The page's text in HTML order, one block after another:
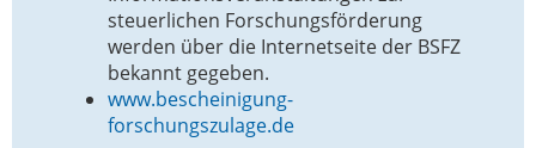
steuerlichen Forschungsförderung
werden über die Internetseite der BSFZ
bekannt gegeben.
www.bescheinigung-
forschungszulage.de